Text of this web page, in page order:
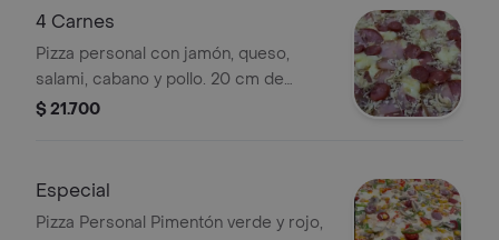
4 Carnes
Pizza personal con jamón, queso,
salami, cabano y pollo. 20 cm de
diámetro, 8 porciones.
$ 21.700
Especial
Pizza Personal Pimentón verde y rojo,